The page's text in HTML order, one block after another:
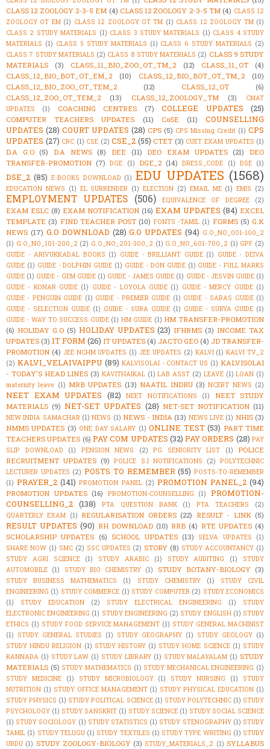
CLASS 12 ZOOLOGY 2-3-5 EM (4) CLASS 12 ZOOLOGY 2-3-5 TM (4) CLASS 12
ZOOLOGY OT EM (1) CLASS 12 ZOOLOGY OT TM (1) CLASS 12 ZOOLOGY TM (1)
CLASS 2 STUDY MATERIALS (1) CLASS 3 STUDY MATERIALS (1) CLASS 4 STUDY
MATERIALS (1) CLASS 5 STUDY MATERIALS (1) CLASS 6 STUDY MATERIALS (2)
CLASS 7 STUDY MATERIALS (2) CLASS 8 STUDY MATERIALS (2) CLASS 9 STUDY
MATERIALS
(3) CLASS_11_BIO_ZOO_OT_TM_2 (12) CLASS_11_OT
(4)
CLASS_12_BIO_BOT_OT_EM_2
(10) CLASS_12_BIO_BOT_OT_TM_2
(10)
CLASS_12_BIO_ZOO_OT_TEM_2
(12) CLASS_12_OT
(6)
CLASS_12_ZOO_OT_TEM_2
(13) CLASS_12_ZOOLOGY_TM (3)
CMAT
UPDATES
(1) COACHING CENTRES (7) COLLEGE UPDATES (25)
COMPUTER TEACHERS UPDATES (11) CoSE (11)
COUNSELLING
UPDATES (28) COURT UPDATES (28) CPS (5) CPS Missing Credit (1) CPS
UPDATES (27) CRC (1) CSE (2) CSE_2 (55) CTET (3) CUET EXAM UPDATES (1)
D.A G.O (5) D.A NEWS (8) DEE (11) DEO EXAM UPDATES (21)
DEO
TRANSFER-PROMOTION (7) DGE (1) DGE_2 (14) DRESS_CODE (1) DSE (1)
DSE_2 (85) E-BOOKS DOWNLOAD (1) EDU UPDATES (1568)
EDUCATION NEWS (1) EL SURRENDER (1) ELECTION (2) EMAIL ME (1) EMIS (2)
EMPLOYMENT UPDATES (506) EQUIVALENCE OF DEGREE (2)
EXAM ESLC (8) EXAM NOTIFICATION (16) EXAM UPDATES (84) EXCEL
TEMPLATE (3) FIND TEACHER POST (10) FONTS -TAMIL (1) FORMS (5) G.K
NEWS (17) G.O DOWNLOAD (28) G.O UPDATES (94) G.O_NO_001-100_2
(1) G.O_NO_101-200_2 (2) G.O_NO_201-300_2 (1) G.O_NO_601-700_2 (1) GPF (2)
GUIDE - ARIVUKKADAL BOOKS (1) GUIDE - BRILLIANT GUIDE (1) GUIDE - DEIVA
GUIDE (1) GUIDE - DOLPHIN GUIDE (1) GUIDE - DON GUIDE (1) GUIDE - FULL MARKS
GUIDE (1) GUIDE - GEM GUIDE (1) GUIDE - JAMES GUIDE (1) GUIDE - JESVIN GUIDE (1)
GUIDE - KONAR GUIDE (1) GUIDE - LOYOLA GUIDE (1) GUIDE - MERCY GUIDE (1)
GUIDE - PENGUIN GUIDE (1) GUIDE - PREMIER GUIDE (1) GUIDE - SARAS GUIDE (1)
GUIDE - SELECTION GUIDE (1) GUIDE - SURA GUIDE (1) GUIDE - SURYA GUIDE (1)
GUIDE - WAY TO SUCCESS GUIDE (1) HM GUIDE (1) HM TRANSFER-PROMOTION
(6) HOLIDAY G.O (5) HOLIDAY UPDATES (23) IFHRMS (3) INCOME TAX
UPDATES (3) IT FORM (26) IT UPDATES (4) JACTO GEO (4) JD TRANSFER-
PROMOTION (4) JEE NCHM UPDATES (1) JEE UPDATES (2) KALVI (1) KALVI TV_2
(2) KALVI_VELAIVAIPPU (89) KALVISOLAI - CONTACT US (1) KALVISOLAI
- TODAY'S HEAD LINES (3) KAVITHAIKAL (1) LAB ASST (2) LEAVE (1) LOAN (1)
maternity leave (1) MRB UPDATES (13) NAATIL INDRU (3) NCERT NEWS (2)
NEET EXAM UPDATES (82) NEET NOTIFICATIONS (1)
NEET STUDY
MATERIALS (9) NET-SET UPDATES (28) NET-SET NOTIFICATION (11)
NEW INDIA SAMACHAR (1) NEWS (1) NEWS - INDIA (13) NEWS LIVE (1) NHIS (3)
NMMS UPDATES (3) ONE DAY SALARY (1) ONLINE TEST (53) PART TIME
TEACHERS UPDATES (6) PAY COM UPDATES (32) PAY ORDERS (28) PAY
SLIP DOWNLOAD
(1) PENSION NEWS (2) PG SENIORITY LIST (1)
POLICE
RECRUITMENT UPDATES (9) POLICE S.I NOTIFICATIONS (2) POLYTECHNIC
LECTURER UPDATES (2) POSTS TO REMEMBER (55) POSTS-TO-REMEMBER
(1) PRAYER_2 (141) PROMOTION PANEL (2) PROMOTION PANEL_2 (94)
PROMOTION UPDATES (16) PROMOTION-COUNSELLING (1)
PROMOTION-
COUNSELLING_2 (138) PTA QUESTION BANK (1) PTA TEACHERS
(2)
QUARTERLY EXAM (1) REGULARISATION ORDERS (22) RESULT - LINK (5)
RESULT UPDATES (90) RH DOWNLOAD (10) RRB (4) RTE UPDATES (4)
SCHOLARSHIP UPDATES (6) SCHOOL UPDATES (13) SELVA UPDATES
(1)
SHARE NOW (1) SMC (2) SSC UPDATES (2) STORY (8) STUDY ACCOUNTANCY (1)
STUDY AGRI SCIENCE
(1) STUDY ARABIC (1) STUDY AUDITING (1)
STUDY
AUTOMOBILE (1) STUDY BIO CHEMISTRY (1) STUDY BOTANY-BIOLOGY (3)
STUDY BUSINESS MATHEMATICS (1) STUDY CHEMISTRY (1)
STUDY CIVIL
ENGINEERING (1) STUDY COMMERCE (1) STUDY COMPUTER (2) STUDY ECONOMICS
(1)
STUDY EDUCATION (2) STUDY ELECTRICAL ENGINEERING (1)
STUDY
ELECTRONIC ENGINEERING (1) STUDY ENGINEERING (2) STUDY ENGLISH (1) STUDY
ETHICS (1) STUDY FOOD SERVICE MANAGEMENT (1) STUDY GENERAL MACHINIST
(1) STUDY GENERAL STUDIES (1) STUDY GEOGRAPHY (1) STUDY GEOLOGY (1)
STUDY HINDU RELIGION (1) STUDY HISTORY (1) STUDY HOME SCIENCE (1) STUDY
KANNADA (1) STUDY LAW (1) STUDY LIBRARY (1) STUDY MALAYALAM (1) STUDY
MATERIALS (5) STUDY MATHEMATICS (1) STUDY MECHANICAL ENGINEERING (1)
STUDY MEDICINE
(1) STUDY MICROBIOLOGY (1) STUDY NURSING (1)
STUDY
NUTRITION (1) STUDY OFFICE MANAGEMENT (1) STUDY PHYSICAL EDUCATION (1)
STUDY PHYSICS (1) STUDY POLITICAL SCIENCE (1) STUDY POLYTECHNIC (1) STUDY
PSYCHOLOGY (1) STUDY SANSKRIT (1) STUDY SCIENCE (1) STUDY SOCIAL SCIENCE
(1) STUDY SOCIOLOGY (1) STUDY STATISTICS (1) STUDY STENOGRAPHY (1) STUDY
TAMIL (1) STUDY TELUGU (1) STUDY TEXTILES (1) STUDY TYPE WRITING (1) STUDY
URDU (1) STUDY ZOOLOGY-BIOLOGY (3) STUDY_MATERIALS_2 (1) SYLLABUS